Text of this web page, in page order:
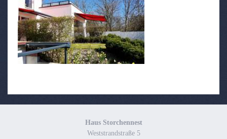
Haus Storchennest
Weststrandstraße 5